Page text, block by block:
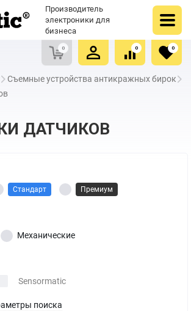
Производитель
электроники для
бизнеса
0
Очистить список сравнения
0
Очистить избранное
0
Съемные устройства антикражных бирок
ДАТЧИКОВ
Стандарт Премиум
Механические
Sensormatic
поиска